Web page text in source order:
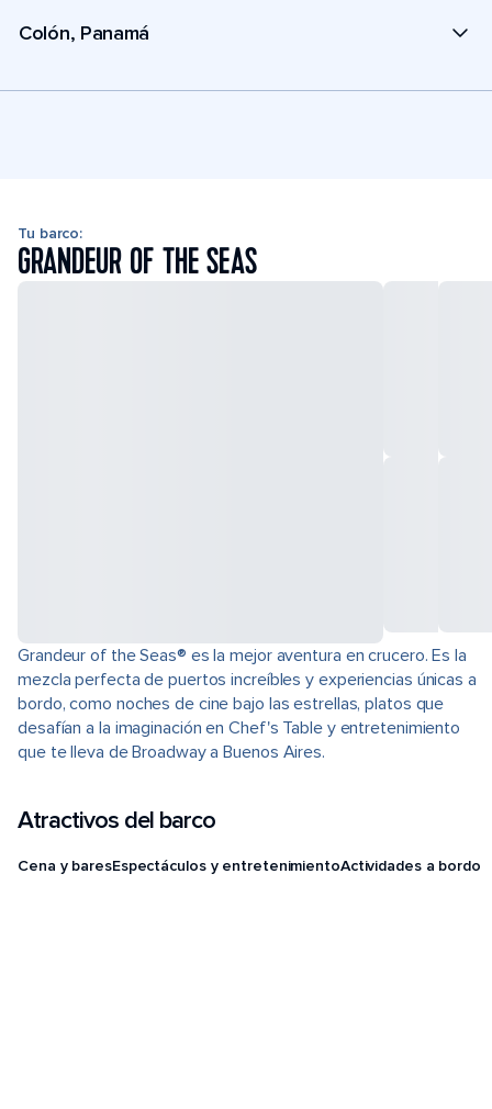
Colón, Panamá
Tu barco:
GRANDEUR OF THE SEAS
Grandeur of the Seas® es la mejor aventura en crucero. Es la
mezcla perfecta de puertos increíbles y experiencias únicas a
bordo, como noches de cine bajo las estrellas, platos que
desafían a la imaginación en Chef's Table y entretenimiento
que te lleva de Broadway a Buenos Aires.
Atractivos del barco
Cena y baresEspectáculos y entretenimientoActividades a bordo